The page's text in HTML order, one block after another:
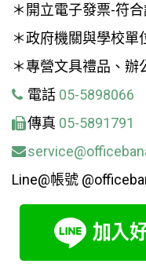
＊開立電子發票-符
＊政府機關與學校單
＊專營文具禮品、辦
電話 05-5898066
傳真 05-5891791
Line@帳號